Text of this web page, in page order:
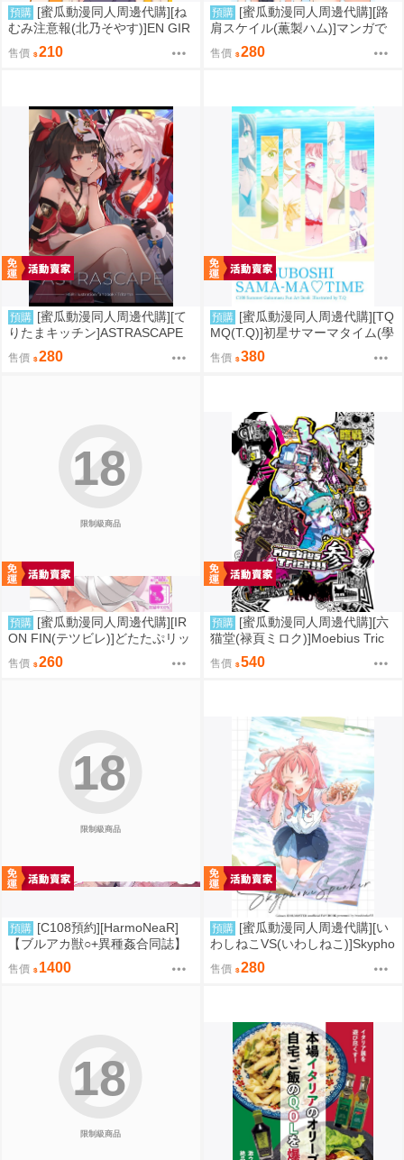
預購 [蜜瓜動漫同人周邊代購][ね
むみ注意報(北乃そやす)]EN GIR
LS! Vol.11(彩虹社)(同人誌)
售價 210
預購 [蜜瓜動漫同人周邊代購][路
肩スケイル(薫製ハム)]マンガで
わかるアビドスシリーズ ちゃ
ぶ台星人のひみつ(蔚藍檔案)(同
售價 280
預購 [蜜瓜動漫同人周邊代購][て
りたまキッチン]ASTRASCAPE
(崩壞：星穹鐵道)(同人誌)
售價 280
預購 [蜜瓜動漫同人周邊代購][TQ
MQ(T.Q)]初星サマーマタイム(學
園偶像大師)(同人誌)
售價 380
限制級商品
18
預購 [蜜瓜動漫同人周邊代購][IR
ON FIN(テツビレ)]どたたぷリッ
プ(FGO)(同人誌)
售價 260
預購 [蜜瓜動漫同人周邊代購][六
猫堂(禄頁ミロク)]Moebius Tric
k!!! 参(FGO)(同人誌)
售價 540
限制級商品
18
預購 [C108預約][HarmoNeaR]
【ブルアカ獣○+異種姦合同誌】
Sow do on me! vol.3 蔚藍檔案
同人誌040031332357
售價 1400
預購 [蜜瓜動漫同人周邊代購][い
わしねこVS(いわしねこ)]Skypho
ne Speaker(學園偶像大師)(同人
誌)
售價 280
限制級商品
18